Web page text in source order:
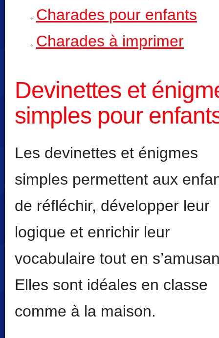
Charades pour enfants
Charades à imprimer
Devinettes et
simples pour
Les devinettes et énigmes
simples permettent aux
de réfléchir, développer leur
logique et enrichir leur
vocabulaire tout en
Elles sont idéales en classe
comme à la maison.